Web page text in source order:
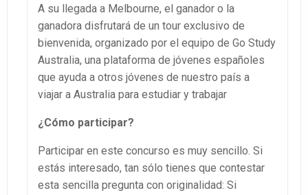
A su llegada a Melbourne, el ganador o la
ganadora disfrutará de un tour exclusivo de
bienvenida, organizado por el equipo de Go Study
Australia, una plataforma de jóvenes españoles
que ayuda a otros jóvenes de nuestro país a
viajar a Australia para estudiar y trabajar
¿Cómo participar?
Participar en este concurso es muy sencillo. Si
estás interesado, tan sólo tienes que contestar
esta sencilla pregunta con originalidad: Si